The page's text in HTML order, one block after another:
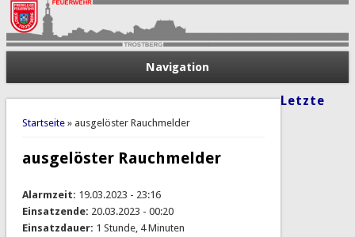
Navigation
Sie sind hier
Startseite» ausgelöster Rauchmelder
ausgelöster Rauchmelder
Alarmzeit: 19.03.2023 - 23:16
Einsatzende: 20.03.2023 - 00:20
Einsatzdauer: 1 Stunde, 4 Minuten
Letzte